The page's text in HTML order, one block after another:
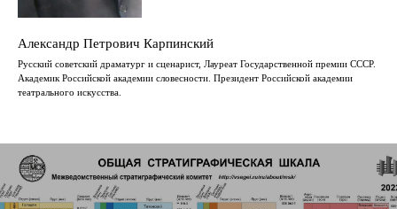
Александр Петрович Карпинский
Русский советский драматург и сценарист, Лауреат Государственной премии СССР.
Академик Российской академии словесности. Президент Российской академии
театрального искусства.